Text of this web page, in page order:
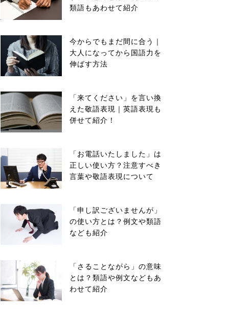
類語もあわせて紹介
今からでもまだ間に合う｜
大人になってから国語力を
伸ばす方法
「来てください」を言い換
えた敬語表現｜英語表現も
併せて紹介！
「お電話いたしました」は
正しい使い方？注意すべき
言葉や敬語表現について
「申し訳ございませんが」
の使い方とは？例文や類語
なども紹介
「さることながら」の意味
とは？類語や例文などもあ
わせて紹介